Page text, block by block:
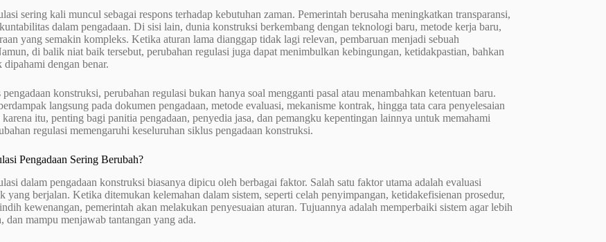
sering kali muncul sebagai respons terhadap kebutuhan zaman. Pemerintah berusaha meningkatkan transparansi,
dalam pengadaan. Di sisi lain, dunia konstruksi berkembang dengan teknologi baru, metode kerja baru,
yang semakin kompleks. Ketika aturan lama dianggap tidak lagi relevan, pembaruan menjadi sebuah
di balik niat baik tersebut, perubahan regulasi juga dapat menimbulkan kebingungan, ketidakpastian, bahkan
dengan benar.
konstruksi, perubahan regulasi bukan hanya soal mengganti pasal atau menambahkan ketentuan baru.
langsung pada dokumen pengadaan, metode evaluasi, mekanisme kontrak, hingga tata cara penyelesaian
itu, penting bagi panitia pengadaan, penyedia jasa, dan pemangku kepentingan lainnya untuk memahami
regulasi memengaruhi keseluruhan siklus pengadaan konstruksi.
Pengadaan Sering Berubah?
dalam pengadaan konstruksi biasanya dipicu oleh berbagai faktor. Salah satu faktor utama adalah evaluasi
yang berjalan. Ketika ditemukan kelemahan dalam sistem, seperti celah penyimpangan, ketidakefisienan prosedur,
kewenangan, pemerintah akan melakukan penyesuaian aturan. Tujuannya adalah memperbaiki sistem agar lebih
dan mampu menjawab tantangan yang ada.